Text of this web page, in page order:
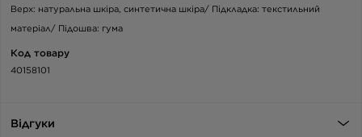
Верх: натуральна шкіра, синтетична шкіра/ Підкладка: текстильний
матеріал/ Підошва: гума
Код товару
40158101
Відгуки